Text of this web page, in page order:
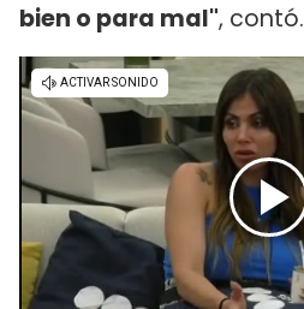
bien o para mal", contó.